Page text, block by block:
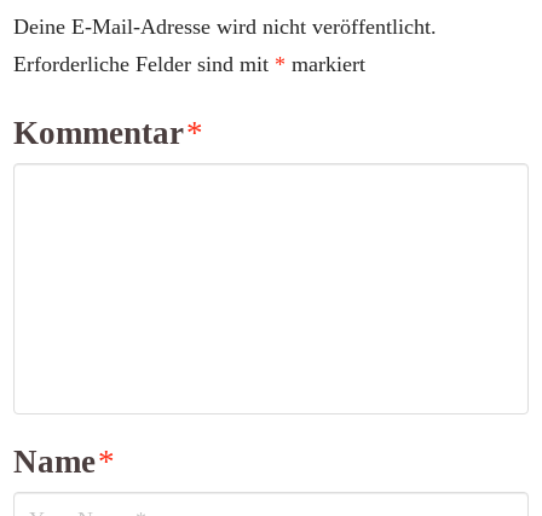
Deine E-Mail-Adresse wird nicht veröffentlicht.
Erforderliche Felder sind mit * markiert
Kommentar*
Name*